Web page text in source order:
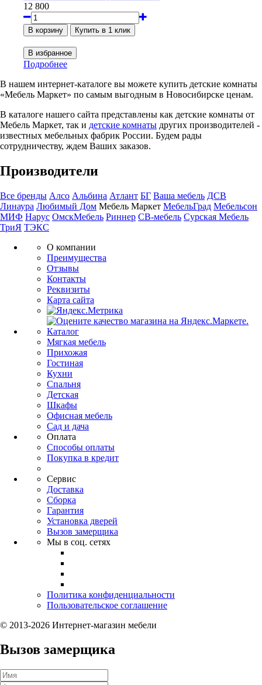
12 800
Подробнее
В нашем интернет-каталоге вы можете купить детские комнаты
«Мебель Маркет» по самым выгодным в Новосибирске ценам.
В каталоге нашего сайта представлены как детские комнаты от
Мебель Маркет, так и детские комнаты других производителей -
известных мебельных фабрик России. Будем рады
сотрудничеству, ждем Ваших заказов.
Производители
Все бренды Алсо Альбина Атлант БГ Ваша мебель ДСВ
Линаура Любимый Дом Мебель Маркет МебельГрад Мебельсон
МИФ Нарус ОмскМебель Риннер СВ-мебель Сурская Мебель
ТриЯ ТЭКС
О компании
Преимущества
Отзывы
Контакты
Реквизиты
Карта сайта
Каталог
Мягкая мебель
Прихожая
Гостиная
Кухни
Спальня
Детская
Шкафы
Офисная мебель
Сад и дача
Оплата
Способы оплаты
Покупка в кредит
Сервис
Доставка
Сборка
Гарантия
Установка дверей
Вызов замерщика
Мы в соц. сетях
Политика конфиденциальности
Пользовательское соглашение
© 2013-2026 Интернет-магазин мебели
Вызов замерщика